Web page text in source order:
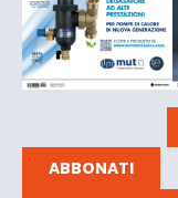
ABBONATI